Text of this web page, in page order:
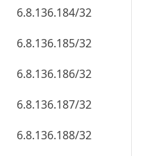
6.8.136.184/32
6.8.136.185/32
6.8.136.186/32
6.8.136.187/32
6.8.136.188/32